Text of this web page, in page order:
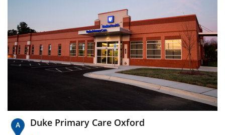
Duke Primary Care Oxford